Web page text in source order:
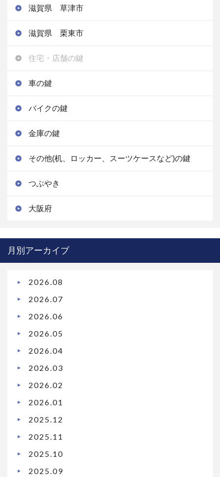
滋賀県 草津市
滋賀県 栗東市
住宅・店舗の鍵
車の鍵
バイクの鍵
金庫の鍵
その他(机、ロッカー、スーツケースなど)の鍵
つぶやき
大阪府
月別アーカイブ
2026.08
2026.07
2026.06
2026.05
2026.04
2026.03
2026.02
2026.01
2025.12
2025.11
2025.10
2025.09